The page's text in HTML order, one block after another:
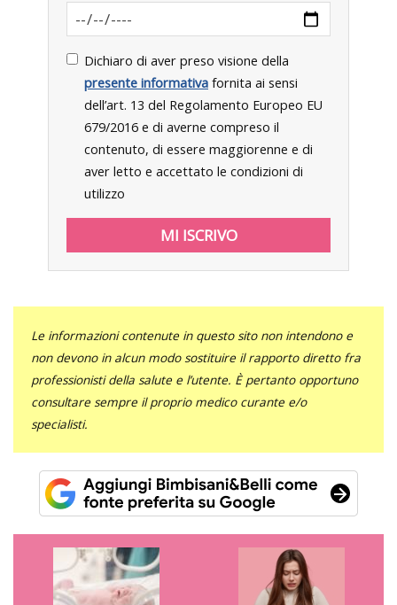
Dichiaro di aver preso visione della
presente informativa fornita ai sensi
dell’art. 13 del Regolamento Europeo EU
679/2016 e di averne compreso il
contenuto, di essere maggiorenne e di
aver letto e accettato le condizioni di
utilizzo
Le informazioni contenute in questo sito non intendono e
non devono in alcun modo sostituire il rapporto diretto fra
professionisti della salute e l’utente. È pertanto opportuno
consultare sempre il proprio medico curante e/o
specialisti.